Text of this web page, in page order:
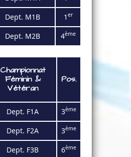
Dept. M1B 1 er
Dept. M2B 4ème
Championnat
Féminin&
Vétéran
Pos.
Dept. F1A 3ème
Dept. F2A 3ème
Dept. F3B 6ème